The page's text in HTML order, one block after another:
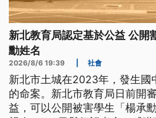
新北教育局認定基於公益 公開
勳姓名
2026/8/6 19:39 社會
新北市土城在2023年，發生國
的命案。新北市教育局日前開
益，可以公開被害學生「楊承